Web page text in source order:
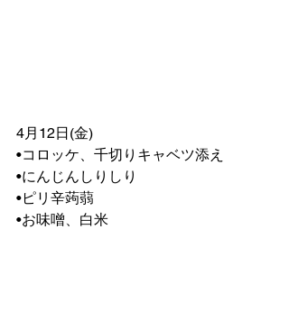
4月12日(金)
•コロッケ、千切りキャベツ添え
•にんじんしりしり
•ピリ辛蒟蒻
•お味噌、白米